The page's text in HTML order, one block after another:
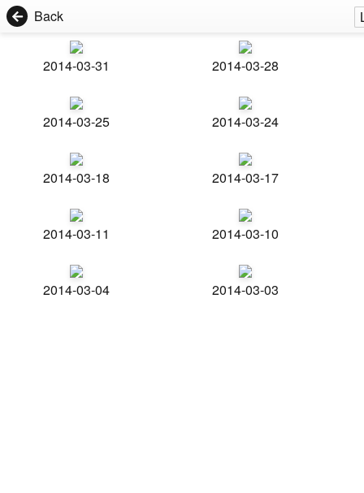
Back
2014-03-31 2014-03-28
2014-03-25 2014-03-24
2014-03-18 2014-03-17
2014-03-11 2014-03-10
2014-03-04 2014-03-03